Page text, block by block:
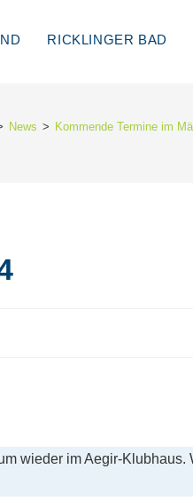
RICKLINGER BAD
News > Kommende Termine im
wieder im Aegir-Klubhaus.